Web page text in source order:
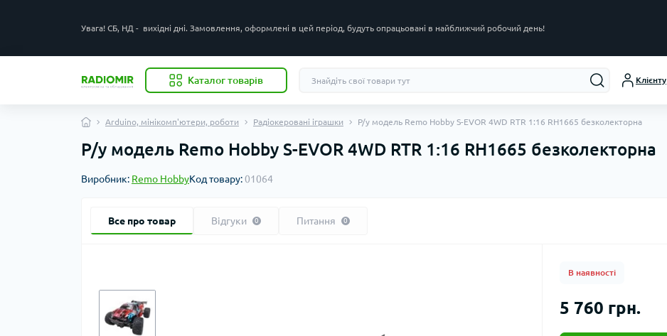
Увага! СБ, НД - вихідні дні. Замовлення, оформлені в цей період, будуть опрацьовані в найближчий робочий день!
Каталог товарів Клієнту
Arduino, мінікомп'ютери, роботи Радіокеровані іграшки Р/у модель Remo Hobby S-EVOR 4WD RTR 1:16 RH1665 безколекторна
Р/у модель Remo Hobby S-EVOR 4WD RTR 1:16 RH1665 безколекторна
Виробник: Remo HobbyКод товару:01064
Все про товар Відгуки 0 Питання 0
В наявності
5 760 грн.